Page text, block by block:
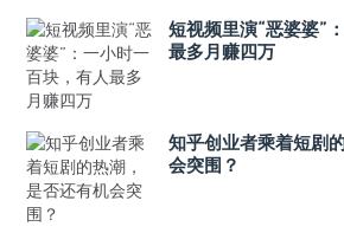
短视频里演“恶婆婆”
最多月赚四万
知乎创业者乘着短剧
会突围？